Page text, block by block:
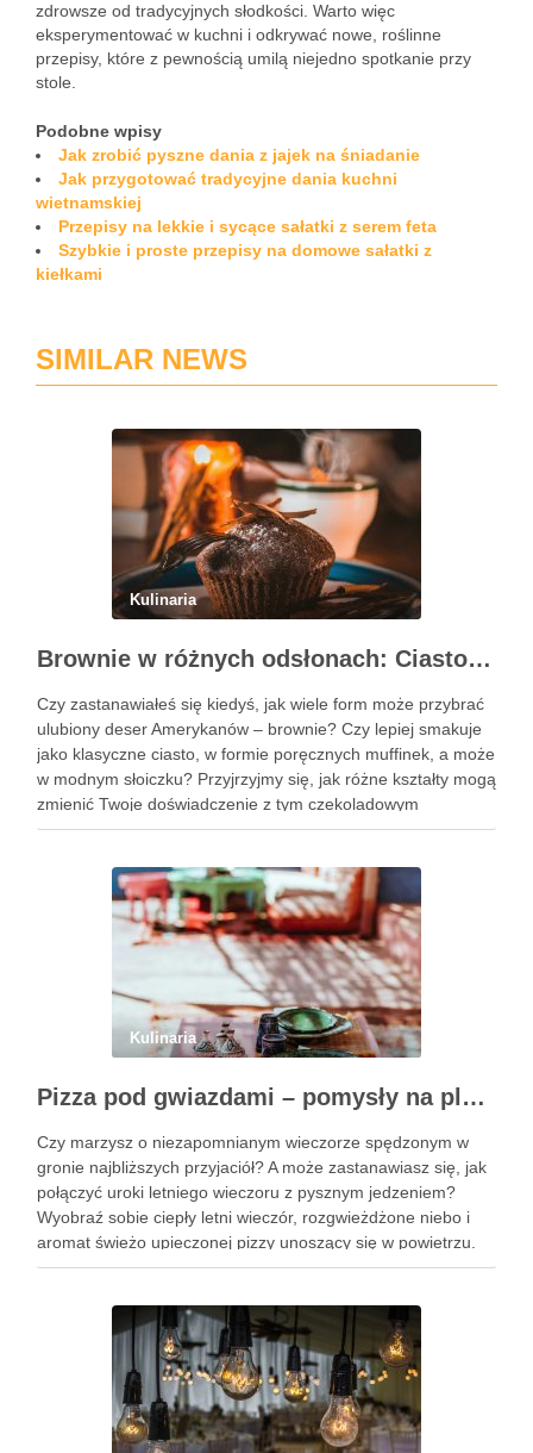
zdrowsze od tradycyjnych słodkości. Warto więc
eksperymentować w kuchni i odkrywać nowe, roślinne
przepisy, które z pewnością umilą niejedno spotkanie przy
stole.
Podobne wpisy
Jak zrobić pyszne dania z jajek na śniadanie
Jak przygotować tradycyjne dania kuchni
wietnamskiej
Przepisy na lekkie i sycące sałatki z serem feta
Szybkie i proste przepisy na domowe sałatki z
kiełkami
SIMILAR NEWS
Kulinaria
Brownie w różnych odsłonach: Ciasto, muffinki czy brownie w słoiczku?
Czy zastanawiałeś się kiedyś, jak wiele form może przybrać
ulubiony deser Amerykanów – brownie? Czy lepiej smakuje
jako klasyczne ciasto, w formie poręcznych muffinek, a może
w modnym słoiczku? Przyjrzyjmy się, jak różne kształty mogą
zmienić Twoje doświadczenie z tym czekoladowym
przysmakiem. Podobne wpisy Trzy pomysły na wykwintne
Kulinaria
Pizza pod gwiazdami – pomysły na plenerowy wieczór z przyjaciółmi
Czy marzysz o niezapomnianym wieczorze spędzonym w
gronie najbliższych przyjaciół? A może zastanawiasz się, jak
połączyć uroki letniego wieczoru z pysznym jedzeniem?
Wyobraź sobie ciepły letni wieczór, rozgwieżdżone niebo i
aromat świeżo upieczonej pizzy unoszący się w powietrzu.
Brzmi kusząco, prawda? W tym artykule pokażę Ci, jak